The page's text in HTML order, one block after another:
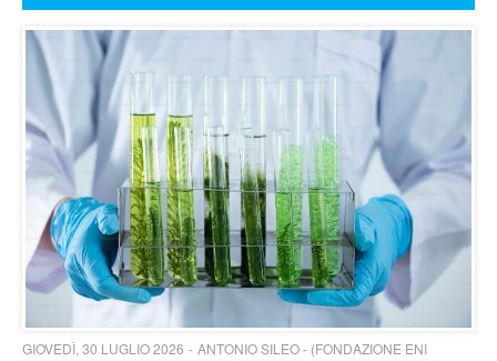
GIOVEDÌ, 30 LUGLIO 2026
ANTONIO SILEO - (FONDAZIONE ENI